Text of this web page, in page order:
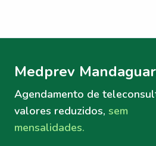
Medprev
Agendamento de
valores reduzidos, sem
mensalidades.